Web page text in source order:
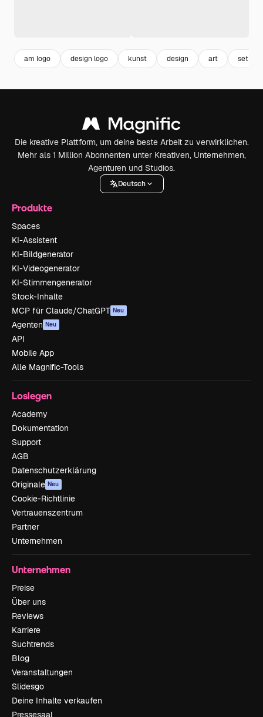
am logo design logo kunst design art set
Die kreative Plattform, um deine beste Arbeit zu verwirklichen.
Mehr als 1 Million Abonnenten unter Kreativen, Unternehmen,
Agenturen und Studios.
Deutsch
Produkte
Spaces
KI-Assistent
KI-Bildgenerator
KI-Videogenerator
KI-Stimmengenerator
Stock-Inhalte
MCP für Claude/ChatGPT Neu
Agenten Neu
API
Mobile App
Alle Magnific-Tools
Loslegen
Academy
Dokumentation
Support
AGB
Datenschutzerklärung
Originale Neu
Cookie-Richtlinie
Vertrauenszentrum
Partner
Unternehmen
Unternehmen
Preise
Über uns
Reviews
Karriere
Suchtrends
Blog
Veranstaltungen
Slidesgo
Deine Inhalte verkaufen
Pressesaal